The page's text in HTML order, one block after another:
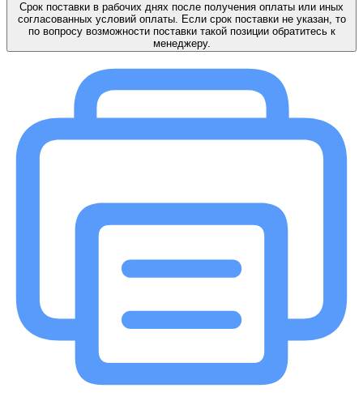
Срок поставки в рабочих днях после получения оплаты или иных
согласованных условий оплаты. Если срок поставки не указан, то
по вопросу возможности поставки такой позиции обратитесь к
менеджеру.